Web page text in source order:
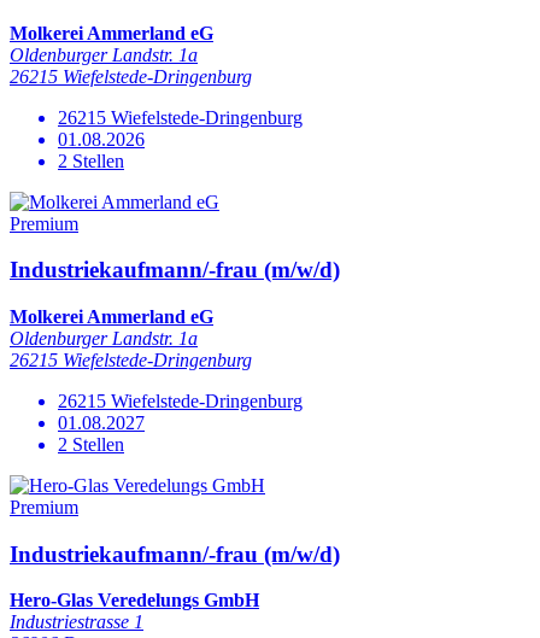
Molkerei Ammerland eG
Oldenburger Landstr. 1a
26215 Wiefelstede-Dringenburg
26215 Wiefelstede-Dringenburg
01.08.2026
2 Stellen
Premium
Industriekaufmann/-frau (m/w/d)
Molkerei Ammerland eG
Oldenburger Landstr. 1a
26215 Wiefelstede-Dringenburg
26215 Wiefelstede-Dringenburg
01.08.2027
2 Stellen
Premium
Industriekaufmann/-frau (m/w/d)
Hero-Glas Veredelungs GmbH
Industriestrasse 1